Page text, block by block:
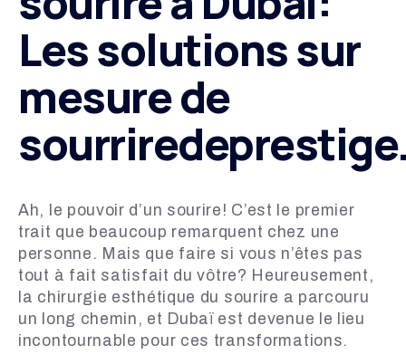
Les solutions sur
mesure de
Ah, le pouvoir d’un sourire! C’est le premier
trait que beaucoup remarquent chez une
personne. Mais que faire si vous n’êtes pas
tout à fait satisfait du vôtre? Heureusement,
la chirurgie esthétique du sourire a parcouru
un long chemin, et Dubaï est devenue le lieu
incontournable pour ces transformations.